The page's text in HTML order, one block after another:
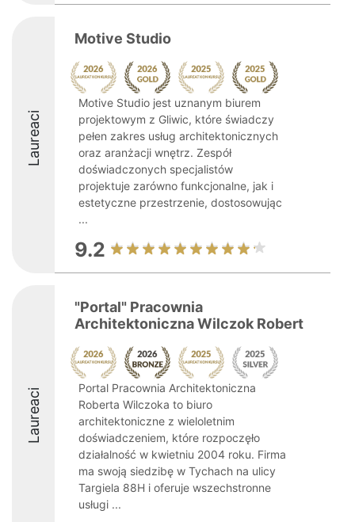
Laureaci
Motive Studio
Motive Studio jest uznanym biurem
projektowym z Gliwic, które świadczy
pełen zakres usług architektonicznych
oraz aranżacji wnętrz. Zespół
doświadczonych specjalistów
projektuje zarówno funkcjonalne, jak i
estetyczne przestrzenie, dostosowując
...
9.2
Laureaci
"Portal" Pracownia
Architektoniczna Wilczok Robert
Portal Pracownia Architektoniczna
Roberta Wilczoka to biuro
architektoniczne z wieloletnim
doświadczeniem, które rozpoczęło
działalność w kwietniu 2004 roku. Firma
ma swoją siedzibę w Tychach na ulicy
Targiela 88H i oferuje wszechstronne
usługi ...